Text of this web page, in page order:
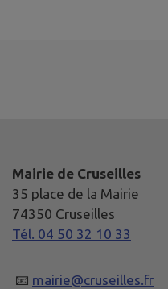
Mairie de Cruseilles
35 place de la Mairie
74350 Cruseilles
Tél. 04 50 32 10 33
📧 mairie@cruseilles.fr